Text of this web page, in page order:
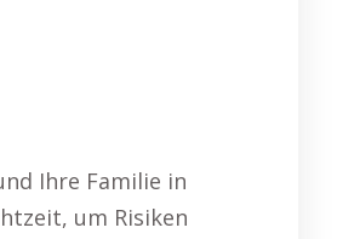
Ihre Familie in
um Risiken